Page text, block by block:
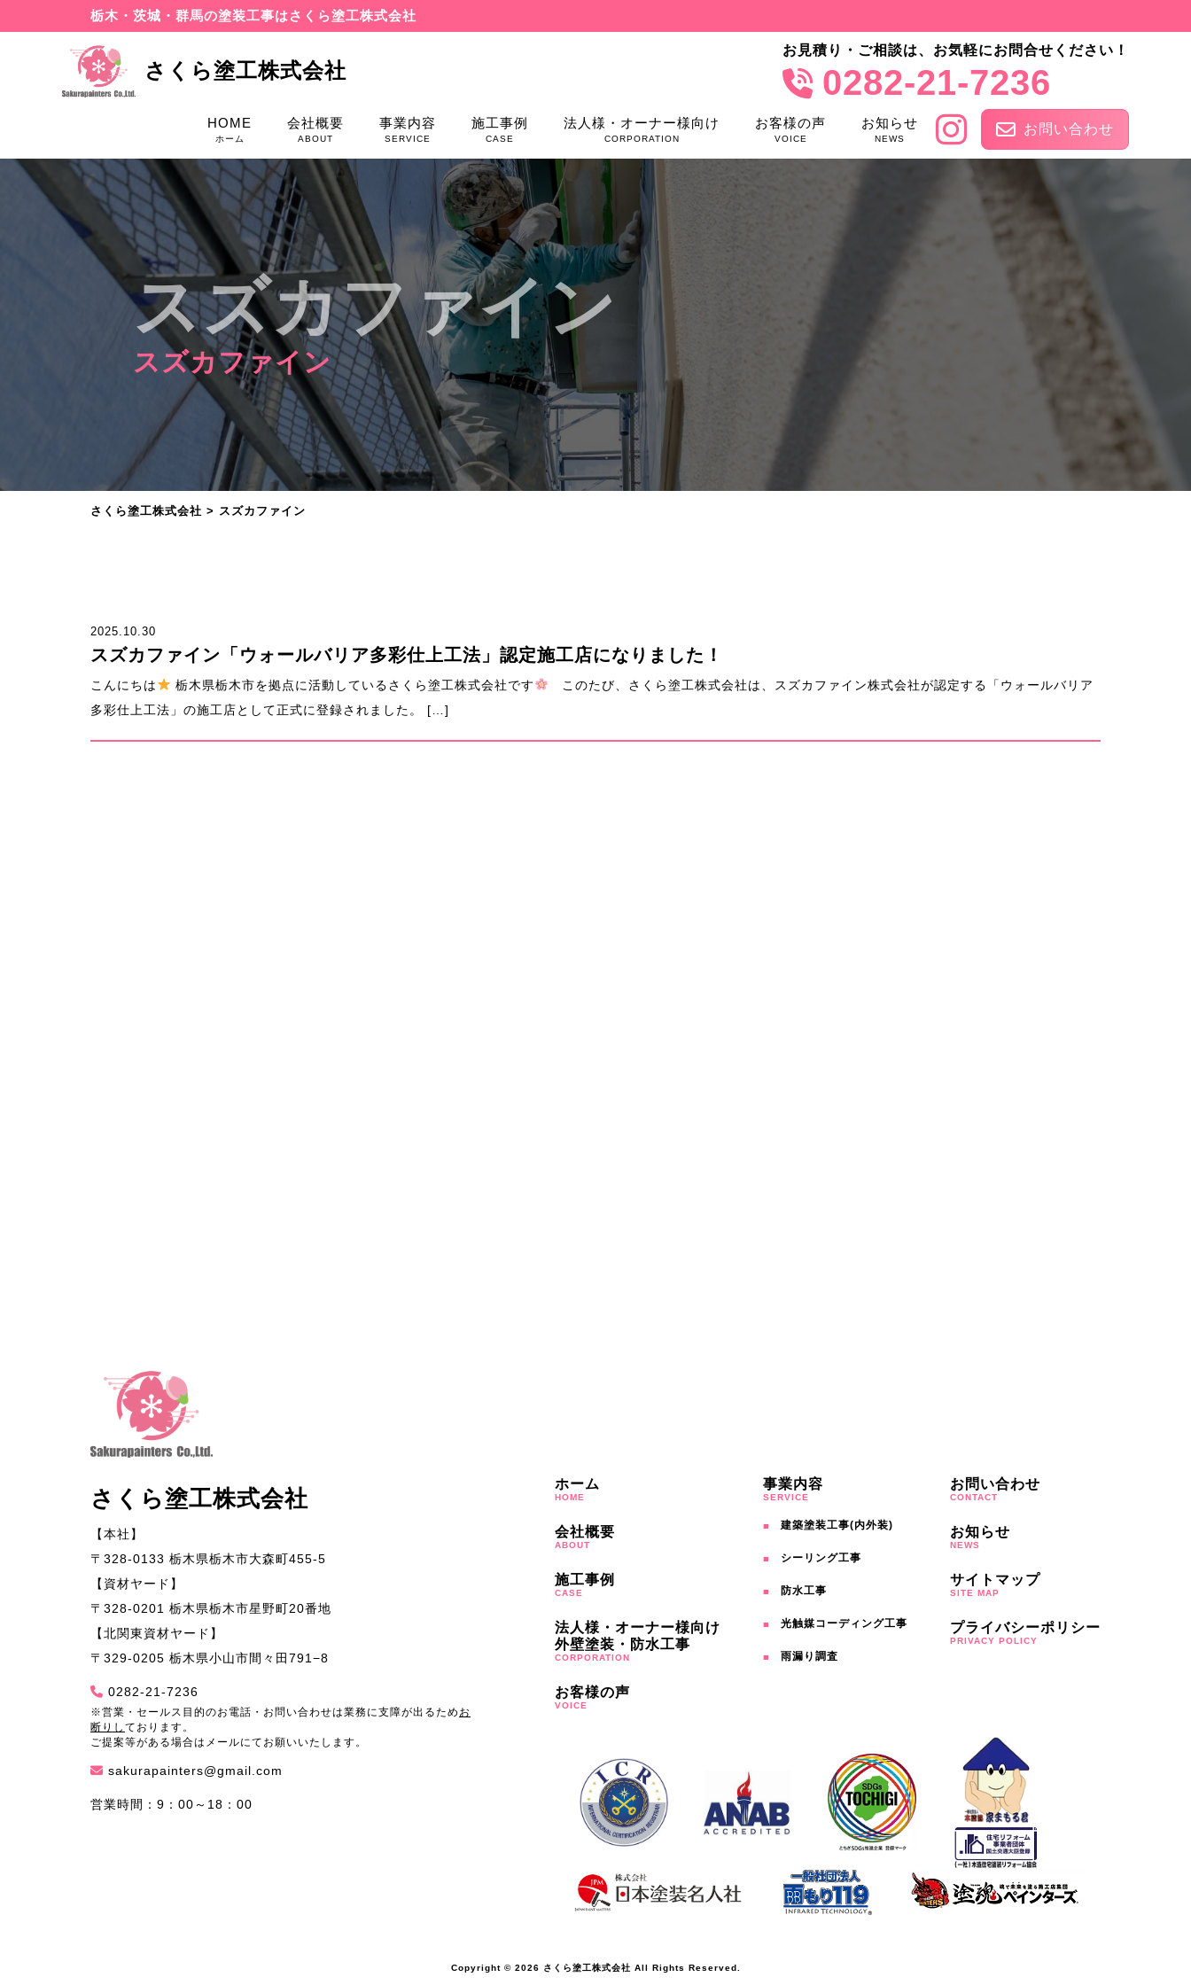
栃木・茨城・群馬の塗装工事はさくら塗工株式会社
さくら塗工株式会社
お見積り・ご相談は、お気軽にお問合せください！
0282-21-7236
HOME
ホーム
会社概要
ABOUT
事業内容
SERVICE
施工事例
CASE
法人様・オーナー様向け
CORPORATION
お客様の声
VOICE
お知らせ
NEWS
お問い合わせ
スズカファイン
スズカファイン
さくら塗工株式会社 > スズカファイン
2025.10.30
スズカファイン「ウォールバリア多彩仕上工法」認定施工店になりました！
こんにちは 栃木県栃木市を拠点に活動しているさくら塗工株式会社です
このたび、さくら塗工株式会社は、スズカファイン株式会社が認定する「ウォールバリア
多彩仕上工法」の施工店として正式に登録されました。 […]
さくら塗工株式会社
【本社】
〒328-0133 栃木県栃木市大森町455-5
【資材ヤード】
〒328-0201 栃木県栃木市星野町20番地
【北関東資材ヤード】
〒329-0205 栃木県小山市間々田791−8
0282-21-7236
※営業・セールス目的のお電話・お問い合わせは業務に支障が出るため お
断りし ております。
ご提案等がある場合はメールにてお願いいたします。
sakurapainters@gmail.com
営業時間：9：00～18：00
ホーム
HOME
会社概要
ABOUT
施工事例
CASE
法人様・オーナー様向け
外壁塗装・防水工事
CORPORATION
お客様の声
VOICE
事業内容
SERVICE
建築塗装工事(内外装)
シーリング工事
防水工事
光触媒コーディング工事
雨漏り調査
お問い合わせ
CONTACT
お知らせ
NEWS
サイトマップ
SITE MAP
プライバシーポリシー
PRIVACY POLICY
Copyright © 2026 さくら塗工株式会社 All Rights Reserved.